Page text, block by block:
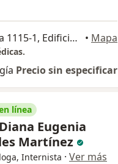
Av. Venustiano Carranza 1115-1, Edificio Torres Carranza, San Luis Potosi • Mapa
Precio sin especificar
línea
Eugenia
Martínez
Internista · Ver más